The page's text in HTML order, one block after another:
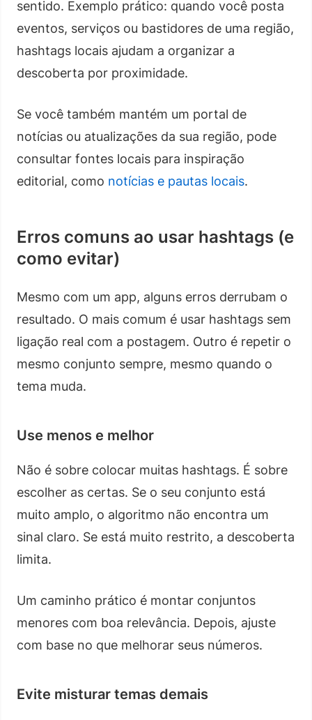
sentido. Exemplo prático: quando você posta
eventos, serviços ou bastidores de uma região,
hashtags locais ajudam a organizar a
descoberta por proximidade.
Se você também mantém um portal de
notícias ou atualizações da sua região, pode
consultar fontes locais para inspiração
editorial, como notícias e pautas locais.
Erros comuns ao usar hashtags (e
como evitar)
Mesmo com um app, alguns erros derrubam o
resultado. O mais comum é usar hashtags sem
ligação real com a postagem. Outro é repetir o
mesmo conjunto sempre, mesmo quando o
tema muda.
Use menos e melhor
Não é sobre colocar muitas hashtags. É sobre
escolher as certas. Se o seu conjunto está
muito amplo, o algoritmo não encontra um
sinal claro. Se está muito restrito, a descoberta
limita.
Um caminho prático é montar conjuntos
menores com boa relevância. Depois, ajuste
com base no que melhorar seus números.
Evite misturar temas demais